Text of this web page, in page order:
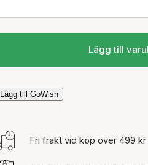
Lägg till
Lägg till GoWish
Fri frakt vid köp över 499 kr